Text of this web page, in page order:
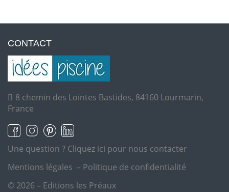
CONTACT
8 chemin des Lointes Bastides, 84160 Lourmarin,
France
Une question ? Cliquez ici pour nous contacter
Mentions légales – Politique de confidentialité
© 2026 – Editions les Préaux